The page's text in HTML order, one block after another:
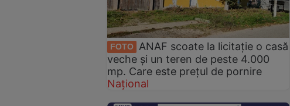
FOTO
ANAF scoate la licitație o casă
veche și un teren de peste 4.000
mp. Care este prețul de pornire
Național